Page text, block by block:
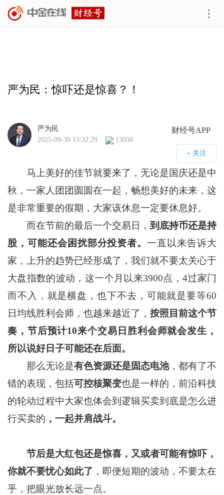
严为民：惊吓还是惊喜？！
财经号APP
严为民
2025-09-30 13:32:29
13050
马上美好的佳节就要来了，无论是国庆还是中
秋，一家人团团圆圆在一起，畅想美好的未来，这
是非常重要的假期，大家该休息一定要休息好。
而在节前的最后一个交易日，到底持币还是持
股，可能还会困扰部分投资者。一直以来告诉大
家，上升的趋势已经形成了，我们就不要太关心于
大盘指数的波动，这一个月以来3900点，4过家门
而不入，就是横盘，也下不去，可能就是要等60
日均线胜利会师，也越来越近了，按照目前这个节
奏 ， 节后预计10来个交易日胜利会师就会发生 ，
所以说好日子可能还在后面。
那么无论是有色资源还是固态电池，都有了不
错的表现，包括可控核聚变也是一样的，前沿科技
的轮动过程中大家也体会到逻辑买卖到底是怎么进
行买卖的 ， 一起并肩战斗。
节后是大红包还是惊喜 ，又或者可能有惊吓 ，
你就不要忧心如此了 ，即便短期的波动，不要太在
乎，把眼光放长远一点。